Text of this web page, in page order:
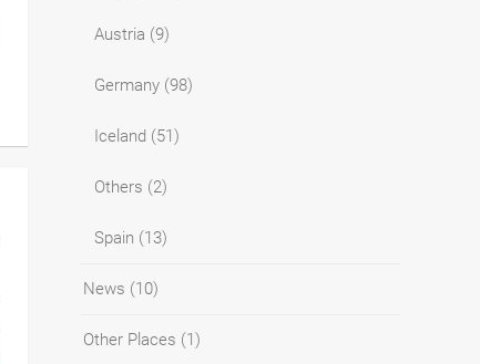
Austria (9)
Germany (98)
Iceland (51)
Others (2)
Spain (13)
News (10)
Other Places (1)